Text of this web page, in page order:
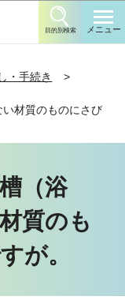
目的別検索 メニュー
・手続き
材質のものにさび
（浴
質のも
が。